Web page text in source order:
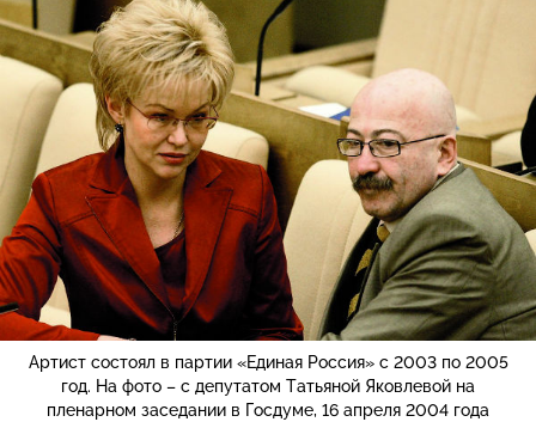
Артист состоял в партии «Единая Россия» с 2003 по 2005
год. На фото – с депутатом Татьяной Яковлевой на
пленарном заседании в Госдуме, 16 апреля 2004 года